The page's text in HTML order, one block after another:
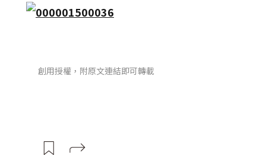
創用授權，附原文連結即可轉載